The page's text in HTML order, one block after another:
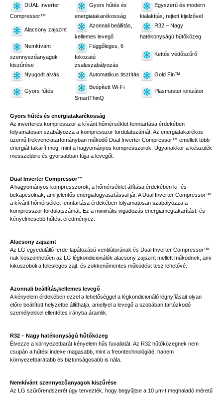
DUAL Inverter
Compressor™
Gyors hűtés és
energiatakarékosság
Egyszerű és modern
kialakítás, rejtett kijelzővel
Alacsony zajszint
Azonnali beállítás,
kellemes levegő
R32 – Nagy
hatékonyságú hűtőközeg
Nemkívánt
szennyezőanyagok
kiszűrése
Függőleges, 6
fokozatú
zsaluszabályozás
Kettős védőszűrő
Nyugodt alvás Automatikus tisztítás Gold Fin™
Gyors fűtés
Beépített Wi-Fi
SmartThinQ
Plasmaster ionizátor
Gyors hűtés és energiatakarékosság
Az inverteres kompresszor a kívánt hőmérséklet fenntartása érdekében
folyamatosan szabályozza a kompresszor fordulatszámát. Az energiatakarékos
üzemű frekvenciatartományban működő Dual Inverter Compressor™ emellett több
energiát takarít meg, mint a hagyományos kompresszorok. Ugyanakkor a készülék
messzebbre és gyorsabban fújja a levegőt.
Dual Inverter Compressor™
A hagyományos kompresszorok, a hőmérséklet állítása érdekében ki- és
bekapcsolnak, ami jelentős energiafogyasztással jár. A Dual Inverter Compressor™
a kívánt hőmérséklet fenntartása érdekében folyamatosan szabályozza a
kompresszor fordulatszámát. Ez a minimális ingadozás energiamegtakarítást, és
kényelmesebb hűtést eredményez.
Alacsony zajszint
Az LG egyedülálló ferde-lapátozású ventilátorának és Dual Inverter Compressor™-
nak köszönhetően az LG légkondicionálók alacsony zajszint mellett működnek, ami
kiküszöböli a felesleges zajt, és zökkenőmentes működést tesz lehetővé.
Azonnali beállítás,kellemes levegő
A kényelem érdekében ezzel a lehetőséggel a légkondicionáló légnyílásait olyan
előre beállított helyzetbe állíthatja, amellyel a levegő a szobában tartózkodó
személyekkel ellentétes irányba áramlik.
R32 – Nagy hatékonyságú hűtőközeg
Élvezze a környezetbarát kényelem hűs fuvallatát. Az R32 hűtőközegnek nem
csupán a hűtési indexe magasabb, mint a freontechnológiáé, hanem
környezetbarátabb és biztonságosabb is nála.
Nemkívánt szennyezőanyagok kiszűrése
Az LG szűrőrendszerét úgy tervezték, hogy begyűjtse a 10 μm-t meghaladó méretű